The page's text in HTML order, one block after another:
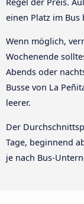
einen Platz im Bus
Wenn möglich,
Wochenende
Abends oder
Busse von La
leerer.
Der
Tage, beginnend
je nach Bus-